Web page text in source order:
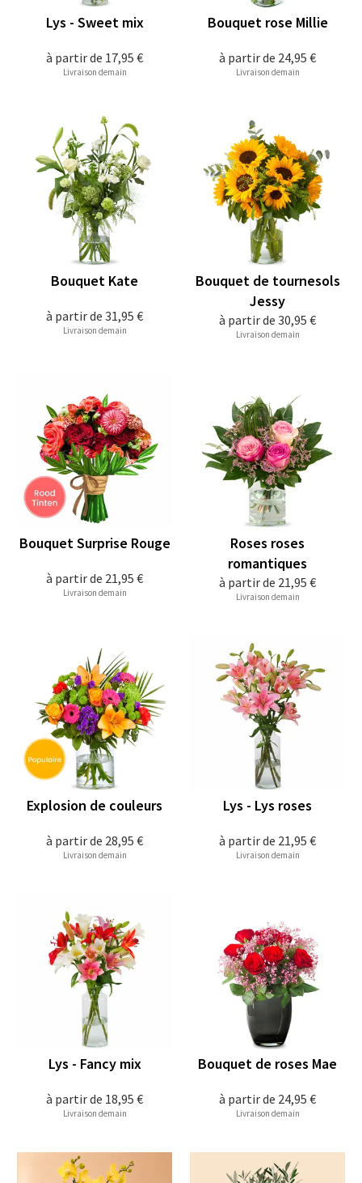
à partir de 17,95 €
Lys - Sweet mix
Livraison demain
à partir de 24,95 €
Bouquet rose Millie
Livraison demain
à partir de 31,95 €
Bouquet Kate
Livraison demain
à partir de 30,95 €
Bouquet de tournesols
Jessy
Livraison demain
à partir de 21,95 €
Bouquet Surprise Rouge
Livraison demain
à partir de 21,95 €
Roses roses
romantiques
Livraison demain
à partir de 28,95 €
Explosion de couleurs
Livraison demain
à partir de 21,95 €
Lys - Lys roses
Livraison demain
à partir de 18,95 €
Lys - Fancy mix
Livraison demain
à partir de 24,95 €
Bouquet de roses Mae
Livraison demain